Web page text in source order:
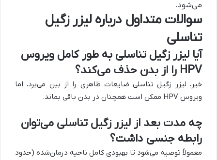
می‌شود.
سوالات متداول درباره لیزر زگیل
تناسلی
آیا لیزر زگیل تناسلی به طور کامل ویروس
HPV را از بدن حذف می‌کند؟
خیر، لیزر زگیل تناسلی ضایعات ظاهری را از بین می‌برد، اما
ویروس HPV ممکن است همچنان در بدن باقی بماند.
چه مدت بعد از لیزر زگیل تناسلی می‌توان
رابطه جنسی داشت؟
معمولاً توصیه می‌شود تا بهبودی کامل ناحیه درمان‌شده (حدود